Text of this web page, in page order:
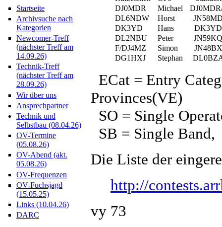
Startseite
Archivsuche nach
Kategorien
Newcomer-Treff
(nächster Treff am
14.09.26)
Technik-Treff
(nächster Treff am
28.09.26)
Wir über uns
Ansprechpartner
Technik und
Selbstbau (08.04.26)
OV-Termine
(05.08.26)
OV-Abend (akt.
05.08.26)
OV-Frequenzen
OV-Fuchsjagd
(15.05.25)
Links (10.04.26)
DARC
DJ0MDR
Michael
DL6NDW
Horst
DK3YD
Hans
DK3YD
DL2NBU
Peter
JN59KQ
F/DJ4MZ
Simon
JN48BX
DG1HXJ
Stephan
ECat = Entry
Provinces(VE)
SO = Single
SB = Single
Die Liste der
http://
vy 73